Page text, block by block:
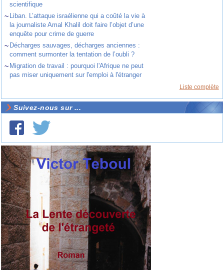
scientifique
~ Liban. L’attaque israélienne qui a coûté la vie à
la journaliste Amal Khalil doit faire l’objet d’une
enquête pour crime de guerre
~ Décharges sauvages, décharges anciennes :
comment surmonter la tentation de l’oubli ?
~ Migration de travail : pourquoi l'Afrique ne peut
pas miser uniquement sur l'emploi à l'étranger
Liste complète
Suivez-nous sur ...